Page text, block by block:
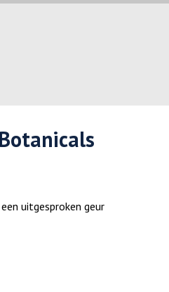
uitgesproken geur